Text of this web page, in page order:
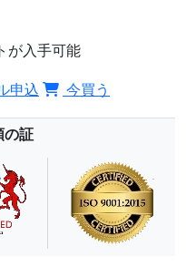
が入手可能
申込 今買う
の証